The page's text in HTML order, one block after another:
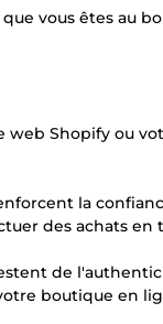
vous êtes au
web Shopify ou
la
des achats
de
boutique en